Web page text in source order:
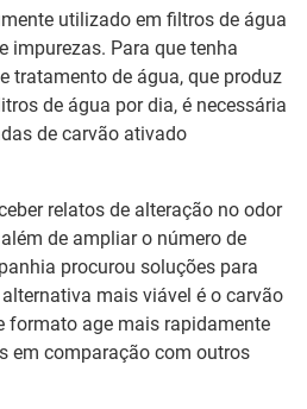
utilizado em filtros de água
impurezas. Para que tenha
tratamento de água, que produz
de água por dia, é necessária
de carvão ativado
relatos de alteração no odor
de ampliar o número de
procurou soluções para
mais viável é o carvão
formato age mais rapidamente
em comparação com outros